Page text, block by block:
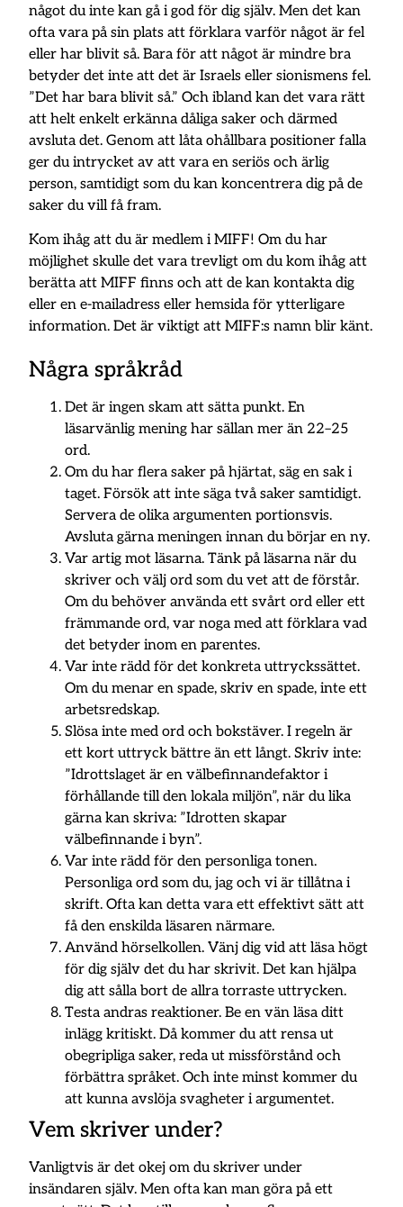
något du inte kan gå i god för dig själv. Men det kan
ofta vara på sin plats att förklara varför något är fel
eller har blivit så. Bara för att något är mindre bra
betyder det inte att det är Israels eller sionismens fel.
”Det har bara blivit så.” Och ibland kan det vara rätt
att helt enkelt erkänna dåliga saker och därmed
avsluta det. Genom att låta ohållbara positioner falla
ger du intrycket av att vara en seriös och ärlig
person, samtidigt som du kan koncentrera dig på de
saker du vill få fram.
Kom ihåg att du är medlem i MIFF! Om du har
möjlighet skulle det vara trevligt om du kom ihåg att
berätta att MIFF finns och att de kan kontakta dig
eller en e-mailadress eller hemsida för ytterligare
information. Det är viktigt att MIFF:s namn blir känt.
Några språkråd
Det är ingen skam att sätta punkt. En
läsarvänlig mening har sällan mer än 22–25
ord.
Om du har flera saker på hjärtat, säg en sak i
taget. Försök att inte säga två saker samtidigt.
Servera de olika argumenten portionsvis.
Avsluta gärna meningen innan du börjar en ny.
Var artig mot läsarna. Tänk på läsarna när du
skriver och välj ord som du vet att de förstår.
Om du behöver använda ett svårt ord eller ett
främmande ord, var noga med att förklara vad
det betyder inom en parentes.
Var inte rädd för det konkreta uttryckssättet.
Om du menar en spade, skriv en spade, inte ett
arbetsredskap.
Slösa inte med ord och bokstäver. I regeln är
ett kort uttryck bättre än ett långt. Skriv inte:
”Idrottslaget är en välbefinnandefaktor i
förhållande till den lokala miljön”, när du lika
gärna kan skriva: ”Idrotten skapar
välbefinnande i byn”.
Var inte rädd för den personliga tonen.
Personliga ord som du, jag och vi är tillåtna i
skrift. Ofta kan detta vara ett effektivt sätt att
få den enskilda läsaren närmare.
Använd hörselkollen. Vänj dig vid att läsa högt
för dig själv det du har skrivit. Det kan hjälpa
dig att sålla bort de allra torraste uttrycken.
Testa andras reaktioner. Be en vän läsa ditt
inlägg kritiskt. Då kommer du att rensa ut
obegripliga saker, reda ut missförstånd och
förbättra språket. Och inte minst kommer du
att kunna avslöja svagheter i argumentet.
Vem skriver under?
Vanligtvis är det okej om du skriver under
insändaren själv. Men ofta kan man göra på ett